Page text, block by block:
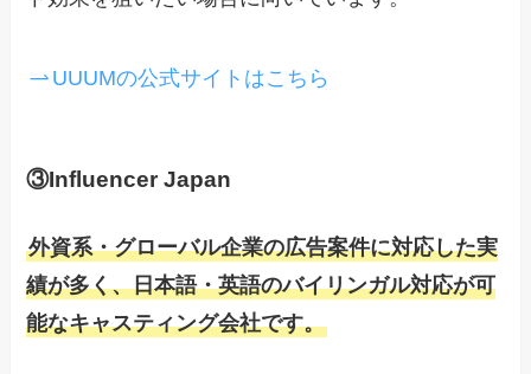
UUUMの公式サイトはこちら
③Influencer Japan
外資系・グローバル企業の広告案件に対応した実
績が多く、日本語・英語のバイリンガル対応が可
能なキャスティング会社です。